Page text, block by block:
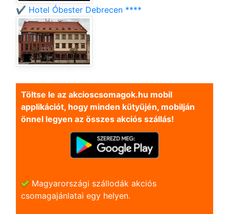
✔️ Hotel Óbester Debrecen ****
Töltse le az akcioscsomagok.hu mobil
applikációt, hogy minden kütyüjén, mobilján
önnel legyen az összes akciós szállás!
Magyarországi szállodák akciós
csomagajánlatai egy helyen.